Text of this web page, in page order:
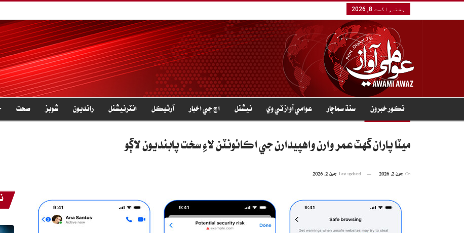
ہفتہ, اگست 8, 2026
نڪور خبرون سنڌ سماچار عوامي آواز ٽي وي نيشنل اڄ جي اخبار آرٽيڪل انٽرنيشنل رانديون شوبز صحت
ميٽا پاران گهٽ عمر وارن واهپيدارن جي اڪائونٽن لاءِ سخت پابنديون لاڳو